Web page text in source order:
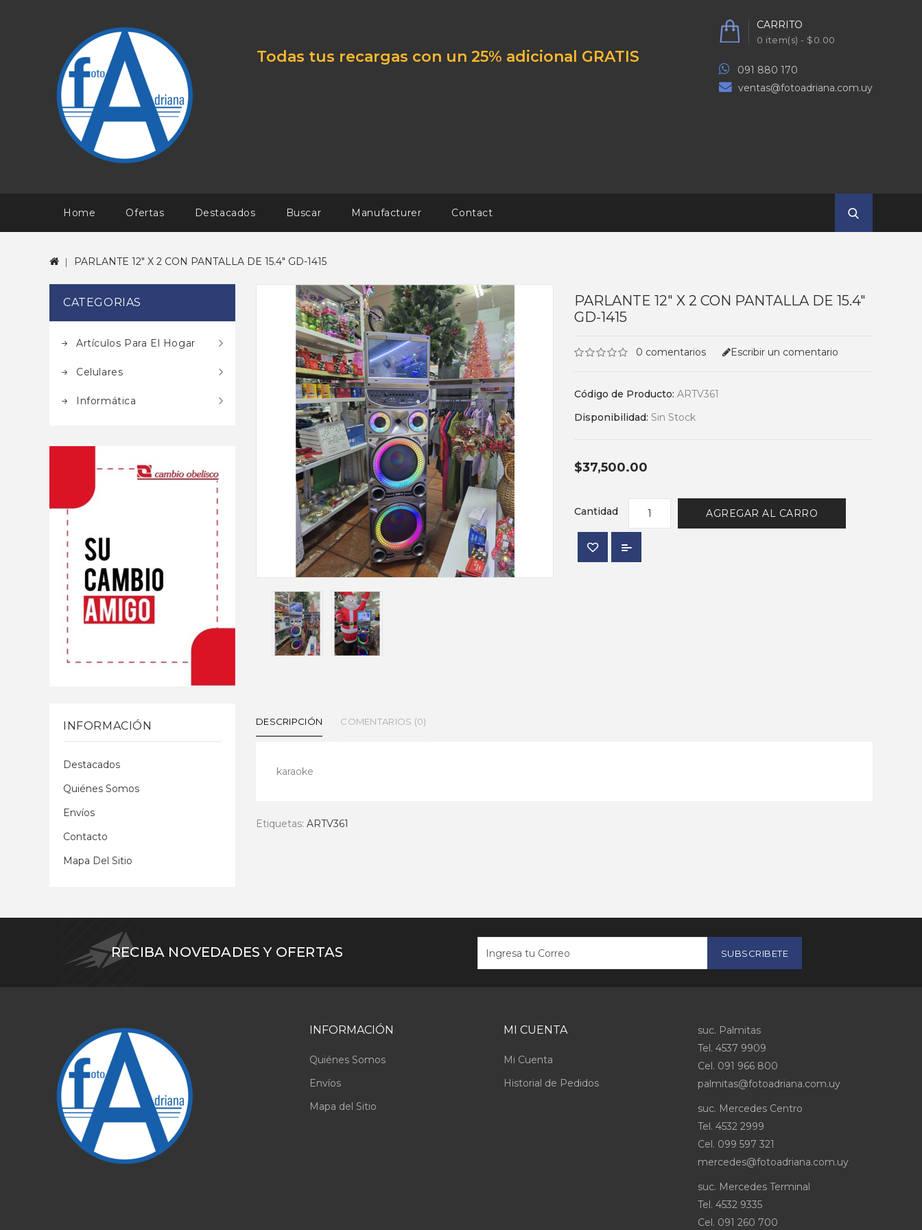
Todas tus recargas con un 25% adicional GRATIS
CARRITO
0 item(s) - $0.00
091 880 170
ventas@fotoadriana.com.uy
Home Ofertas Destacados Buscar Manufacturer Contact
PARLANTE 12" X 2 CON PANTALLA DE 15.4" GD-1415
CATEGORIAS
Artículos Para El Hogar
Celulares
Informática
INFORMACIÓN
Destacados
Quiénes Somos
Envíos
Contacto
Mapa Del Sitio
PARLANTE 12" X 2 CON PANTALLA DE 15.4"
GD-1415
0 comentarios Escribir un comentario
Código de Producto:ARTV361
Disponibilidad: Sin Stock
$37,500.00
Cantidad AGREGAR AL CARRO
DESCRIPCIÓN COMENTARIOS (0)
karaoke
Etiquetas: ARTV361
RECIBA NOVEDADES Y OFERTAS SUBSCRIBETE
INFORMACIÓN
Quiénes Somos
Envíos
Mapa del Sitio
MI CUENTA
Mi Cuenta
Historial de Pedidos
suc. Palmitas
Tel. 4537 9909
Cel. 091 966 800
palmitas@fotoadriana.com.uy
suc. Mercedes Centro
Tel. 4532 2999
Cel. 099 597 321
mercedes@fotoadriana.com.uy
suc. Mercedes Terminal
Tel. 4532 9335
Cel. 091 260 700